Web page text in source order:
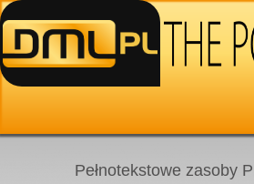
Pełnotekstowe zasoby